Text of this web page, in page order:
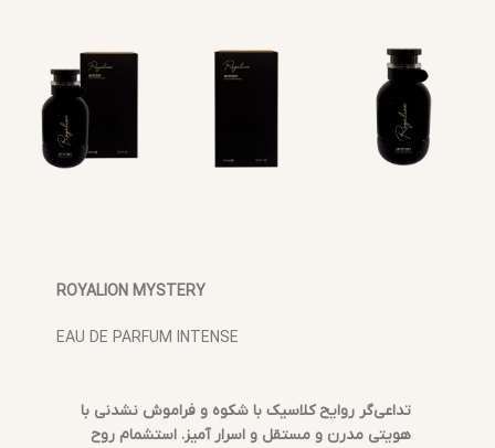
ROYALION MYSTERY
EAU DE PARFUM INTENSE
تداعی‌گر روایح کلاسیک با شکوه و فراموش نشدنی با
هویتی مدرن و مستقل و اسرار آمیز. استشمام روح